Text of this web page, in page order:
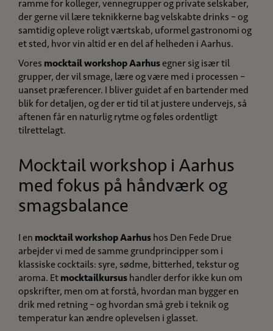
ramme for kolleger, vennegrupper og private selskaber,
der gerne vil lære teknikkerne bag velskabte drinks – og
samtidig opleve roligt værtskab, uformel gastronomi og
et sted, hvor vin altid er en del af helheden i Aarhus.
Vores mocktail workshop Aarhusegner sig især til
grupper, der vil smage, lære og være med i processen –
uanset præferencer. I bliver guidet af en bartender med
blik for detaljen, og der er tid til at justere undervejs, så
aftenen får en naturlig rytme og føles ordentligt
tilrettelagt.
Mocktail workshop i Aarhus
med fokus på håndværk og
smagsbalance
I en mocktail workshop Aarhus hos Den Fede Drue
arbejder vi med de samme grundprincipper som i
klassiske cocktails: syre, sødme, bitterhed, tekstur og
aroma. Et mocktailkursus handler derfor ikke kun om
opskrifter, men om at forstå, hvordan man bygger en
drik med retning – og hvordan små greb i teknik og
temperatur kan ændre oplevelsen i glasset.